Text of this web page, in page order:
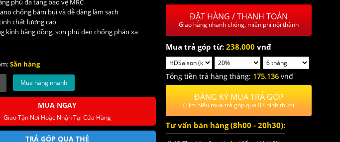
phủ đa tầng bảo vệ MRC
chống bám bụi và dễ dàng làm sạch
chất lượng cao
kính bằng đồng, sơn phủ đen chống phản xạ
Sẵn hàng
Mua hàng nhanh
MUA NGAY
Giao Tận Nơi Hoặc Nhận Tại Cửa Hàng
TRẢ GÓP QUA THẺ
ĐẶT HÀNG / THANH TOÁN
Giao hàng nhanh chóng, miễn phí nội thành
Mua trả góp từ:238.000 vnđ
Tổng tiền trả hàng tháng: 175.136 vnđ
ĐĂNG KÝ MUA TRẢ GÓP
(Tìm hiểu mua trả góp qua 03 hình thức)
Tư vấn bán hàng (8h00 - 20h30):